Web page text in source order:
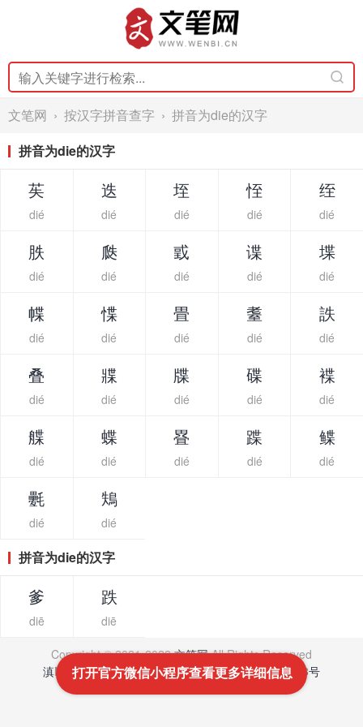
文笔网 › 按汉字拼音查字 › 拼音为die的汉字
拼音为die的汉字
苵
dié
迭
dié
垤
dié
恎
dié
绖
dié
胅
dié
瓞
dié
戜
dié
谍
dié
堞
dié
幉
dié
惵
dié
畳
dié
耋
dié
詄
dié
叠
dié
牃
dié
牒
dié
碟
dié
褋
dié
艓
dié
蝶
dié
疂
dié
蹀
dié
鲽
dié
氎
dié
鴩
dié
拼音为die的汉字
爹
diē
跌
diē
Copyright © 2021-2022文笔网All Rights Reserved
滇ICP备16007666号-滇公网安备 53011202001043号
打开官方微信小程序查看更多详细信息